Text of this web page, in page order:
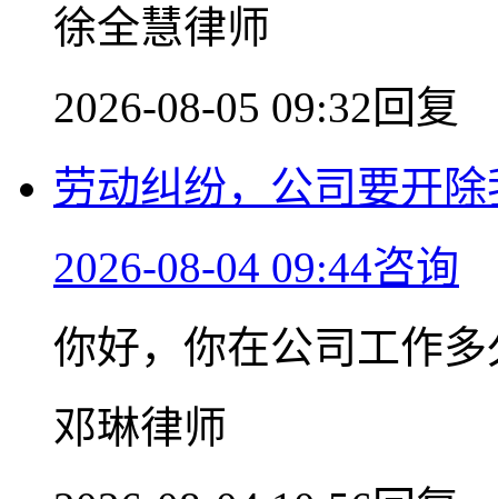
徐全慧律师
2026-08-05 09:32回复
劳动纠纷，公司要开除
2026-08-04 09:44咨询
你好，你在公司工作
邓琳律师